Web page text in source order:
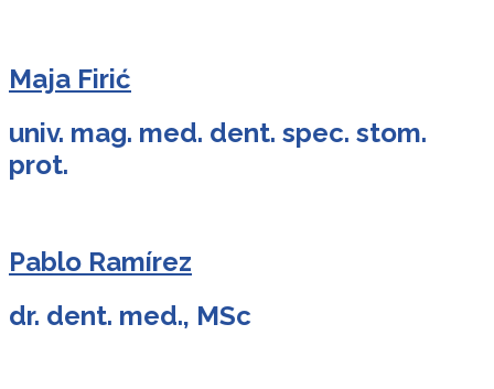
Maja Firić
univ. mag. med. dent. spec. stom.
prot.
Pablo Ramírez
dr. dent. med., MSc